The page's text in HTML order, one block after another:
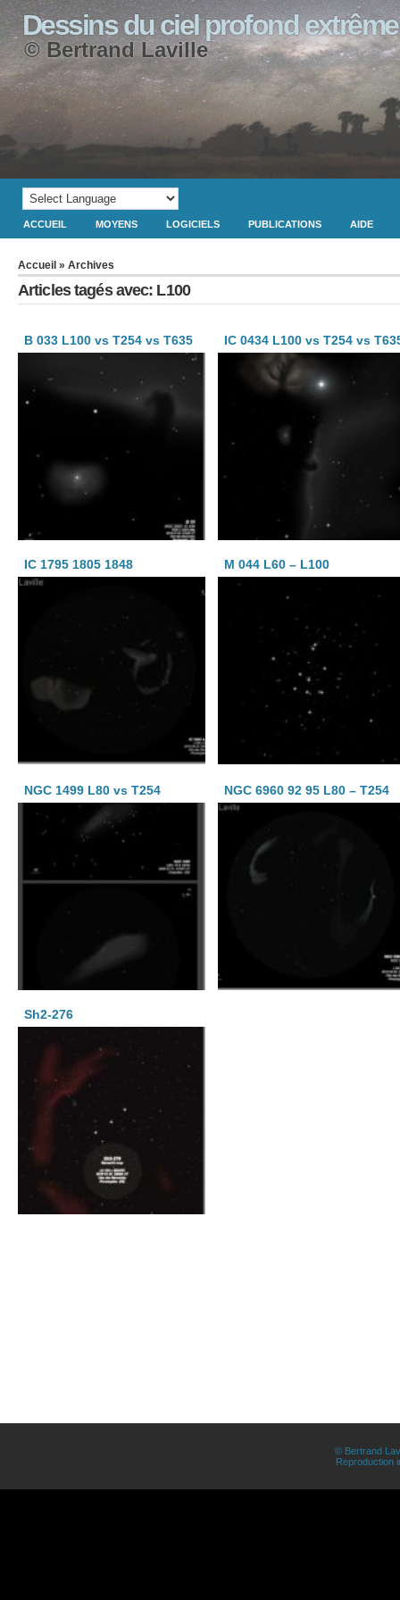
Dessins du ciel profond extrême
© Bertrand Laville
ACCUEIL MOYENS LOGICIELS PUBLICATIONS AIDE
Accueil » Archives
Articles tagés avec: L100
B 033 L100 vs T254 vs T635 IC 0434 L100 vs T254 vs
IC 1795 1805 1848 M 044 L60 – L100
NGC 1499 L80 vs T254 NGC 6960 92 95 L80 – T254
Sh2-276
© Bertrand
Reproduction